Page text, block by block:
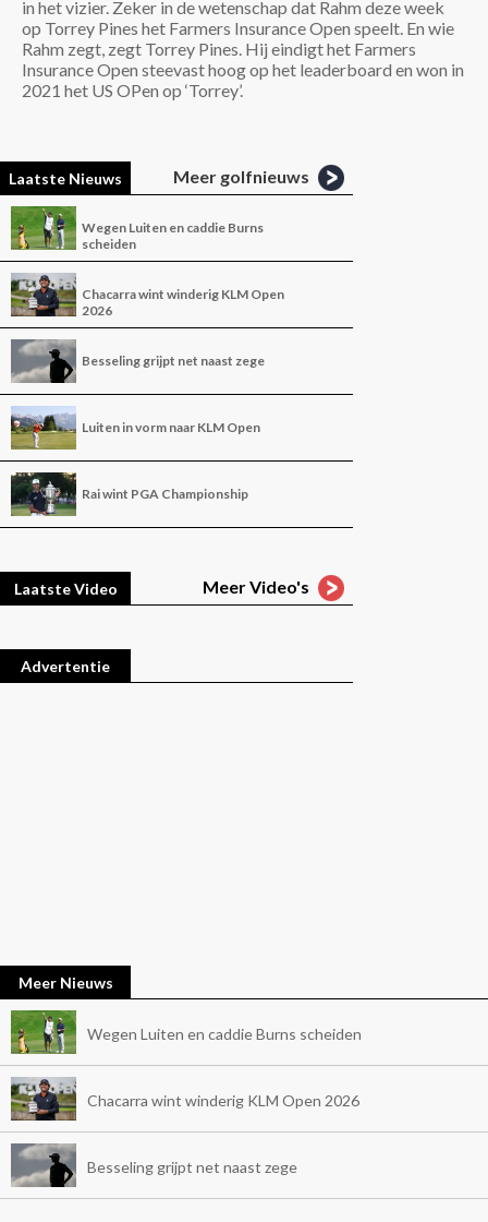
in het vizier. Zeker in de wetenschap dat Rahm deze week
op Torrey Pines het Farmers Insurance Open speelt. En wie
Rahm zegt, zegt Torrey Pines. Hij eindigt het Farmers
Insurance Open steevast hoog op het leaderboard en won in
2021 het US OPen op ‘Torrey’.
Laatste Nieuws Meer golfnieuws
Wegen Luiten en caddie Burns
scheiden
Chacarra wint winderig KLM Open
2026
Besseling grijpt net naast zege
Luiten in vorm naar KLM Open
Rai wint PGA Championship
Laatste Video Meer Video's
Advertentie
Meer Nieuws
Wegen Luiten en caddie Burns scheiden
Chacarra wint winderig KLM Open 2026
Besseling grijpt net naast zege